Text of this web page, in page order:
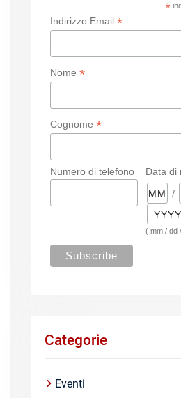
*
Indirizzo Email*
Nome*
Cognome*
Numero di telefono
Data di
/
( mm / dd
Categorie
Eventi